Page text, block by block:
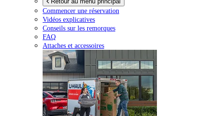
Commencer une réservation
Vidéos explicatives
Conseils sur les remorques
FAQ
Attaches et accessoires